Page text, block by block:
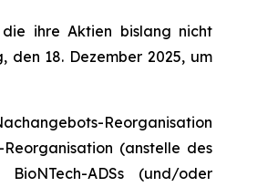
ihre Aktien bislang nicht
18. Dezember 2025, um
Reorganisation
(anstelle des
ADSs (und/oder